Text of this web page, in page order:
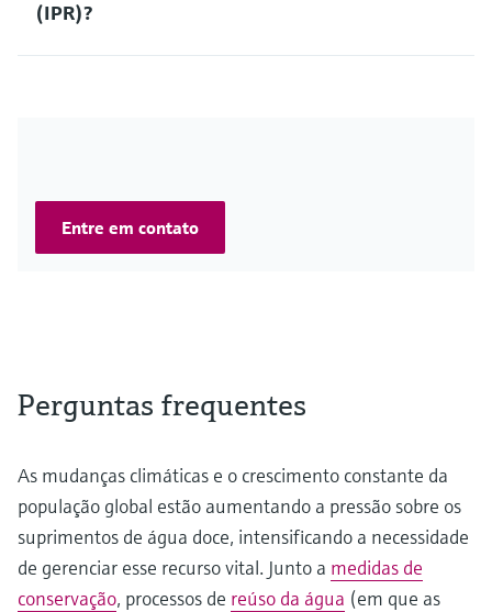
(IPR)?
Entre em contato
Perguntas frequentes
As mudanças climáticas e o crescimento constante da
população global estão aumentando a pressão sobre os
suprimentos de água doce, intensificando a necessidade
de gerenciar esse recurso vital. Junto a medidas de
conservação, processos de reúso da água (em que as